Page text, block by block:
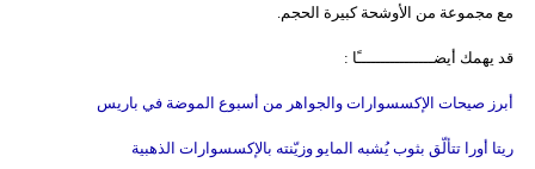
مع مجموعة من الأوشحة كبيرة الحجم.
قد يهمك أيضــــــــــــــــًا :
أبرز صيحات الإكسسوارات والجواهر من أسبوع الموضة في باريس
ريتا أورا تتألّق بثوب يُشبه المايو وزيّنته بالإكسسوارات الذهبية